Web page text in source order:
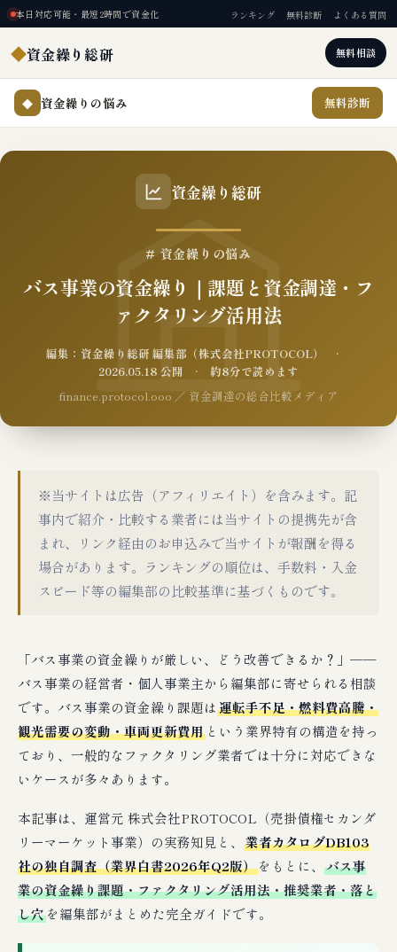
本日対応可能・最短2時間で資金化 ランキング 無料診断 よくある質問
◆資金繰り総研 無料相談
◆ 資金繰りの悩み 無料診断
資金繰り総研
# 資金繰りの悩み
バス事業の資金繰り｜課題と資金調達・フ
ァクタリング活用法
編集：資金繰り総研 編集部（株式会社PROTOCOL） ·
2026.05.18 公開 · 約8分で読めます
finance.protocol.ooo ／ 資金調達の総合比較メディア
※当サイトは広告（アフィリエイト）を含みます。記
事内で紹介・比較する業者には当サイトの提携先が含
まれ、リンク経由のお申込みで当サイトが報酬を得る
場合があります。ランキングの順位は、手数料・入金
スピード等の編集部の比較基準に基づくものです。
「バス事業の資金繰りが厳しい、どう改善できるか？」──
バス事業の経営者・個人事業主から編集部に寄せられる相談
です。バス事業の資金繰り課題は運転手不足・燃料費高騰・
観光需要の変動・車両更新費用 という業界特有の構造を持っ
ており、一般的なファクタリング業者では十分に対応できな
いケースが多々あります。
本記事は、運営元 株式会社PROTOCOL（売掛債権セカンダ
リーマーケット事業）の実務知見と、 業者カタログDB103
社の独自調査（業界白書2026年Q2版）をもとに、
バス事
業の資金繰り課題・ファクタリング活用法・推奨業者・落と
し穴を編集部がまとめた完全ガイドです。